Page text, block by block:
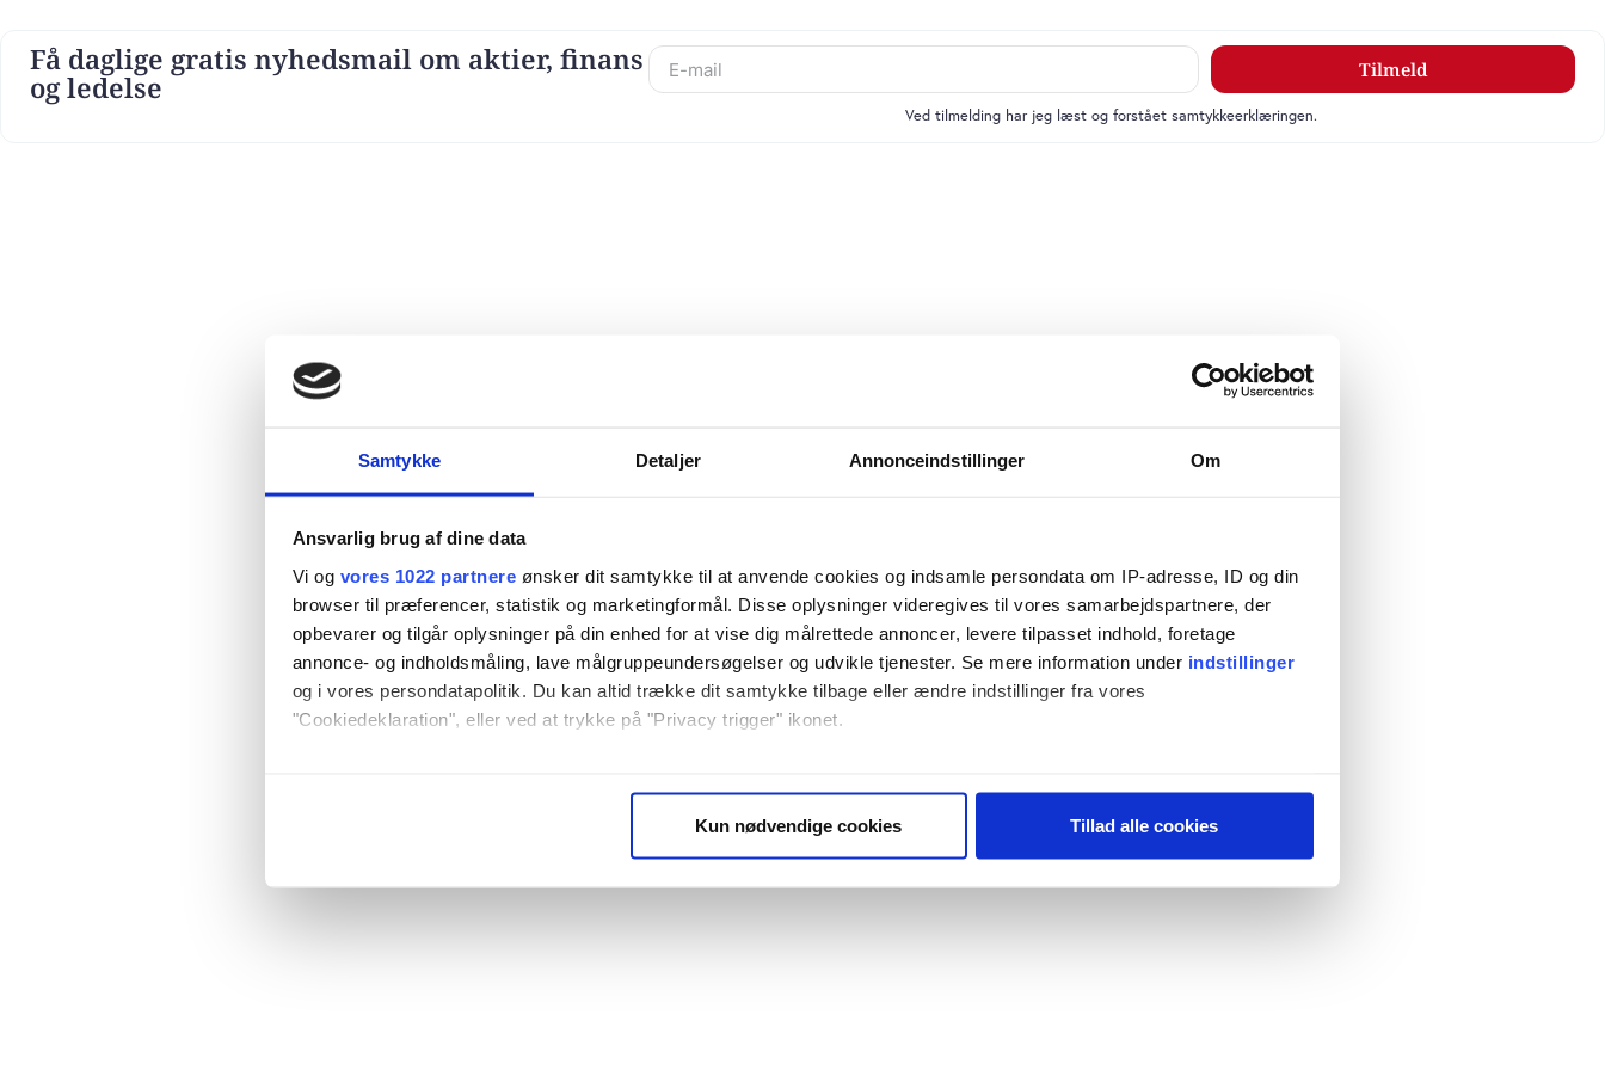
Samtykke Detaljer Annonceindstillinger Om
Ansvarlig brug af dine data
Vi og vores 1022 partnere ønsker dit samtykke til at anvende cookies og indsamle persondata om IP-adresse, ID og din
browser til præferencer, statistik og marketingformål. Disse oplysninger videregives til vores samarbejdspartnere, der
opbevarer og tilgår oplysninger på din enhed for at vise dig målrettede annoncer, levere tilpasset indhold, foretage
annonce- og indholdsmåling, lave målgruppeundersøgelser og udvikle tjenester. Se mere information under indstillinger
og i vores persondatapolitik. Du kan altid trække dit samtykke tilbage eller ændre indstillinger fra vores
"Cookiedeklaration", eller ved at trykke på "Privacy trigger" ikonet.
Identificere din enhed baseret på en scanning af dens unikke karakteristika (fingerprinting)
Kun nødvendige cookies Tillad alle cookies
Få daglige gratis nyhedsmail om aktier, finans
og ledelse
Tilmeld
Ved tilmelding har jeg læst og forstået samtykkeerklæringen.